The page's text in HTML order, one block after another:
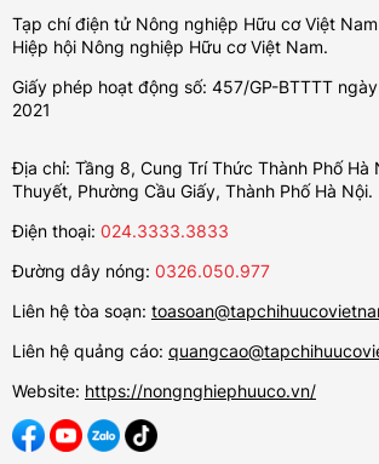
Tạp chí điện tử Nông nghiệp Hữu cơ Việt
Hiệp hội Nông nghiệp Hữu cơ Việt Nam.
Giấy phép hoạt động số: 457/GP-BTTTT
2021
Địa chỉ: Tầng 8, Cung Trí Thức Thành Phố Hà
Thuyết, Phường Cầu Giấy, Thành Phố Hà Nội.
Điện thoại: 024.3333.3833
Đường dây nóng: 0326.050.977
Liên hệ tòa soạn:
Liên hệ quảng cáo:
Website: https://nongnghiephuuco.vn/